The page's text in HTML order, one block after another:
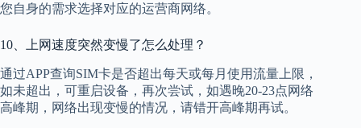
您自身的需求选择对应的运营商网络。
10、上网速度突然变慢了怎么处理？
通过APP查询SIM卡是否超出每天或每月使用流量上限，
如未超出，可重启设备，再次尝试，如遇晚20-23点网络
高峰期，网络出现变慢的情况，请错开高峰期再试。